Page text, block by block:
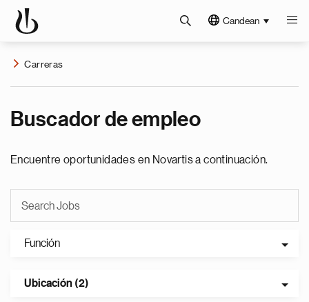
Candean
Carreras
Buscador de empleo
Encuentre oportunidades en Novartis a continuación.
Función
Ubicación (2)